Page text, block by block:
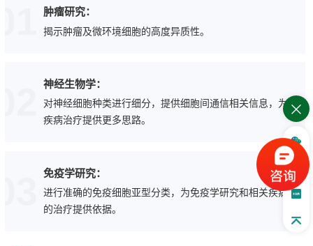
肿瘤研究：
揭示肿瘤及微环境细胞的高度异质性。
神经生物学：
对神经细胞种类进行细分，提供细胞间通信相关信息，为
疾病治疗提供更多思路。
免疫学研究：
进行准确的免疫细胞亚型分类，为免疫学研究和相关疾病
的治疗提供依据。